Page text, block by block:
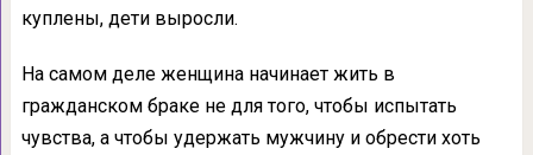
куплены, дети выросли.
На самом деле женщина начинает жить в
гражданском браке не для того, чтобы испытать
чувства, а чтобы удержать мужчину и обрести хоть